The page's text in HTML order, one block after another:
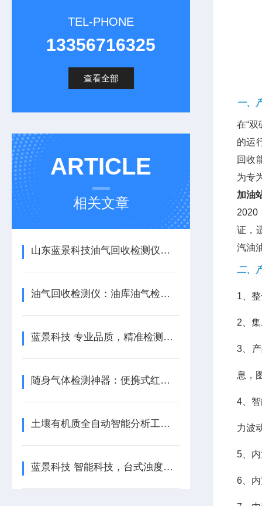
TEL-PHONE
13356716325
查看全部
ARTICLE
相关文章
山东蓝景科技油气回收检测仪，开启油气检测新时代
油气回收检测仪：油库油气检测的关键帮手
蓝景科技 专业品质，精准检测油气回收 —— 油气回收检测仪
随身气体检测神器：便携式红外分析仪
土壤有机质全自动智能分析工作站的工作原理是什么？
蓝景科技 智能科技，台式浊度计引-领检测新潮流
一、
在“
的运
回收
为专
加油
2020
证，
汽油
二、
1、
2、
3、
息，
4、
力波
5、
6、